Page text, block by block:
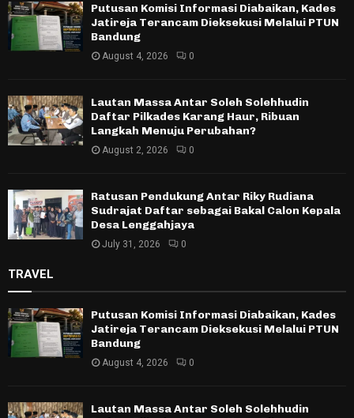
Putusan Komisi Informasi Diabaikan, Kades
Jatireja Terancam Dieksekusi Melalui PTUN
Bandung
August 4, 2026 0
Lautan Massa Antar Soleh Solehhudin
Daftar Pilkades Karang Haur, Ribuan
Langkah Menuju Perubahan?
August 2, 2026 0
Ratusan Pendukung Antar Riky Rudiana
Sudrajat Daftar sebagai Bakal Calon Kepala
Desa Lenggahjaya
July 31, 2026 0
TRAVEL
Putusan Komisi Informasi Diabaikan, Kades
Jatireja Terancam Dieksekusi Melalui PTUN
Bandung
August 4, 2026 0
Lautan Massa Antar Soleh Solehhudin